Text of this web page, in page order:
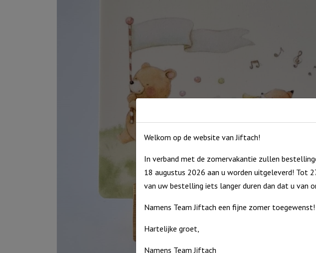
Welkom op de website van Jiftach!
In verband met de zomervakantie zullen
18 augustus 2026 aan u worden uitgeleverd! Tot
van uw bestelling iets langer duren dan dat u van
Namens Team Jiftach een fijne zomer toegewenst!
Hartelijke groet,
Namens Team Jiftach